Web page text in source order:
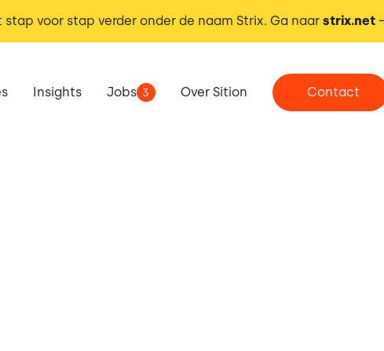
stap voor stap verder onder de naam Strix. Ga naarstrix.net
Insights Jobs 3 Over Sition Contact